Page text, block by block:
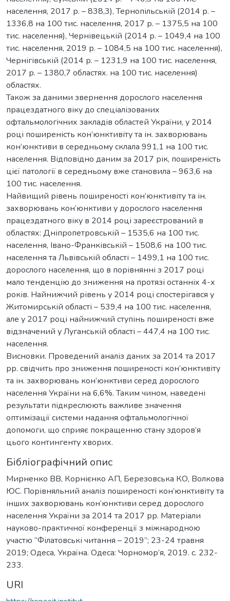
населення, 2017 р. – 838,3), Тернопільській (2014 р. –
1336,8 на 100 тис. населення, 2017 р. – 1375,5 на 100
тис. населення), Чернівецькій (2014 р. – 1049,4 на 100
тис. населення, 2019 р. – 1084,5 на 100 тис. населення),
Чернігівській (2014 р. – 1231,9 на 100 тис. населення,
2017 р. – 1380,7 областях. на 100 тис. населення)
областях.
Також за даними звернення дорослого населення
працездатного віку до спеціалізованих
офтальмологічних закладів областей України, у 2014
році поширеність кон’юнктивіту та ін. захворювань
кон’юнктиви в середньому склала 991,1 на 100 тис.
населення. Відповідно даним за 2017 рік, поширеність
цієї патології в середньому вже становила – 963,6 на
100 тис. населення.
Найвищий рівень поширеності кон’юнктивіту та ін.
захворювань кон’юнктиви у дорослого населення
працездатного віку в 2014 році зареєстрований в
областях: Дніпропетровській – 1535,6 на 100 тис.
населення, Івано-Франківській – 1508,6 на 100 тис.
населення та Львівській області – 1499,1 на 100 тис.
дорослого населення, що в порівнянні з 2017 році
мало тенденцію до зниження на протязі останніх 4-х
років. Найнижчий рівень у 2014 році спостерігався у
Житомирській області – 539,4 на 100 тис. населення,
але у 2017 році найнижчий ступінь поширеності вже
відзначений у Луганській області – 447,4 на 100 тис.
населення.
Висновки. Проведений аналіз даних за 2014 та 2017
рр. свідчить про зниження поширеності кон’юнктивіту
та ін. захворювань кон’юнктиви серед дорослого
населення України на 6,6%. Таким чином, наведені
результати підкреслюють важливе значення
оптимізації системи надання офтальмологічної
допомоги, що сприяє покращенню стану здоров’я
цього контингенту хворих.
Бібліографічний опис
Мирненко ВВ, Корнієнко АП, Березовська КО, Волкова
ЮС. Порівняльний аналіз поширеності кон’юнктивіту та
інших захворювань кон’юнктиви серед дорослого
населення України за 2014 та 2017 рр. Матеріали
науково-практичної конференції з міжнародною
участю “Філатовські читання – 2019”; 23-24 травня
2019; Одеса, Україна. Одеса: Чорномор’я, 2019. c. 232-
233.
URI